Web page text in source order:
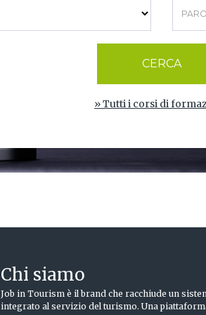
CERCA
» Tutti i corsi di
Chi siamo
Job in Tourism è il brand che racchiude un
integrato al servizio del turismo. Una